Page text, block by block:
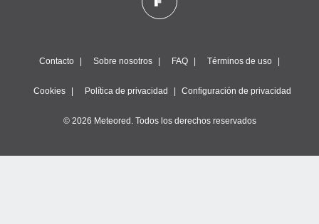
Contacto Sobre nosotros FAQ Términos de uso
Cookies Política de privacidad Configuración de privacidad
© 2026 Meteored. Todos los derechos reservados